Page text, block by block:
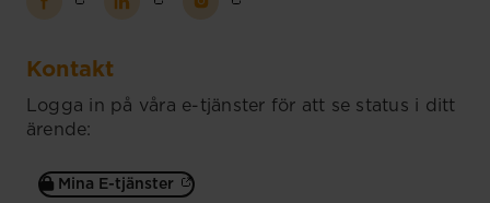
Kontakt
Logga in på våra e-tjänster för att se status i ditt
ärende:
Mina E-tjänster